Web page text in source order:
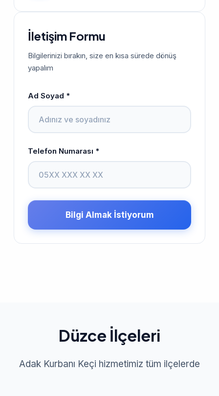
İletişim Formu
Bilgilerinizi bırakın, size en kısa sürede dönüş
yapalım
Ad Soyad *
Telefon Numarası *
Bilgi Almak İstiyorum
Düzce İlçeleri
Adak Kurbanı Keçi hizmetimiz tüm ilçelerde